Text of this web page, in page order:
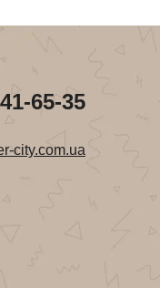
65-35
city.com.ua